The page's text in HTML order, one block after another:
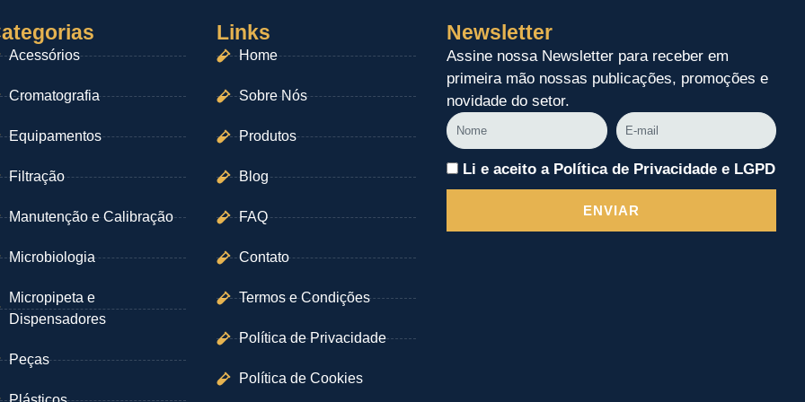
Acessórios
Cromatografia
Equipamentos
Filtração
Manutenção e Calibração
Microbiologia
Micropipeta e
Dispensadores
Peças
Links
Home
Sobre Nós
Produtos
Blog
FAQ
Contato
Termos e Condições
Política de Privacidade
Política de Cookies
Newsletter
Assine nossa Newsletter para receber em
primeira mão nossas publicações, promoções e
novidade do setor.
Nome
E-
mail
Li e aceito a Política de Privacidade e LGPD
ENVIAR